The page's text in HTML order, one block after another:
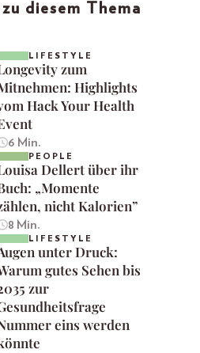
diesem Thema
LIFESTYLE
zum
Highlights
Hack Your Health
6 Min.
PEOPLE
Dellert über ihr
„Momente
nicht Kalorien”
8 Min.
LIFESTYLE
unter Druck:
gutes Sehen bis
zur
eins werden